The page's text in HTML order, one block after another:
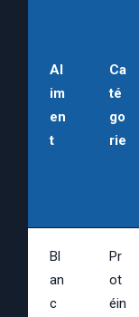
Al
Im
En
T
Ca
Té
Go
Rie
Bl
An
C
Pr
Ot
Éin